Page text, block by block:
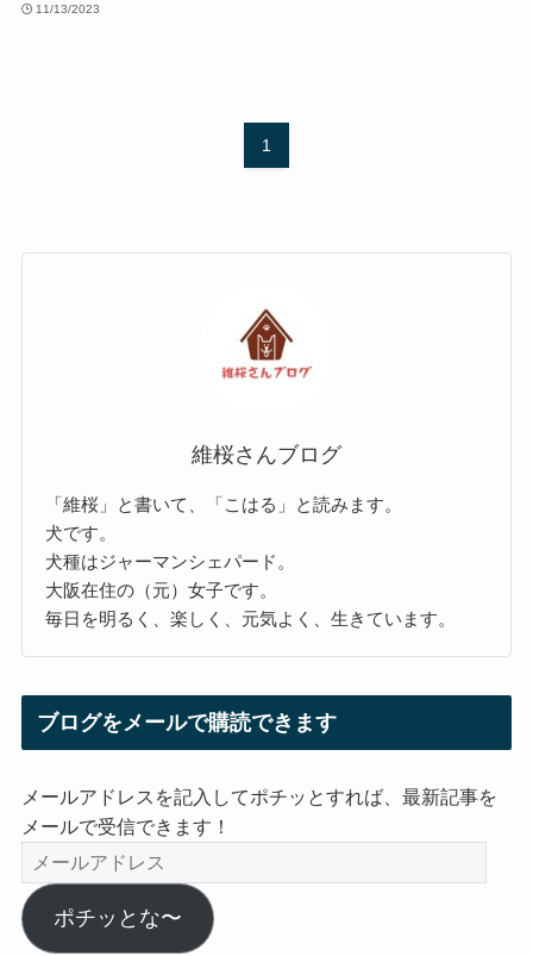
11/13/2023
1
維桜さんブログ
「維桜」と書いて、「こはる」と読みます。
犬です。
犬種はジャーマンシェパード。
大阪在住の（元）女子です。
毎日を明るく、楽しく、元気よく、生きています。
ブログをメールで購読できます
メールアドレスを記入してポチッとすれば、最新記事を
メールで受信できます！
メ
ー
ル
ア
ポチッとな〜